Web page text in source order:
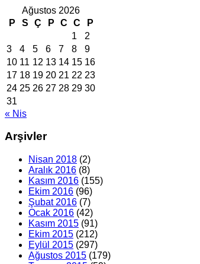
Ağustos 2026
P
S Ç P C C
P
1
2
3
4 5 6 7 8
9
10 11 12 13 14 15 16
17 18 19 20 21 22 23
24 25 26 27 28 29 30
31
« Nis
Arşivler
Nisan 2018 (2)
Aralık 2016 (8)
Kasım 2016 (155)
Ekim 2016 (96)
Şubat 2016 (7)
Ocak 2016 (42)
Kasım 2015 (91)
Ekim 2015 (212)
Eylül 2015 (297)
Ağustos 2015 (179)